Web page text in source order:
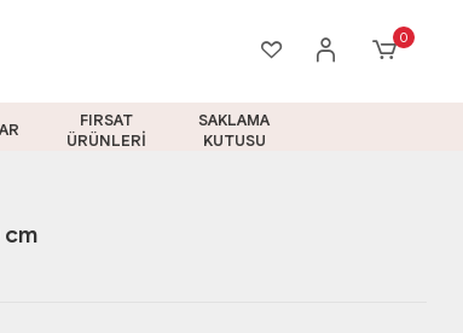
0
FIRSAT
ÜRÜNLERİ
SAKLAMA
KUTUSU
cm